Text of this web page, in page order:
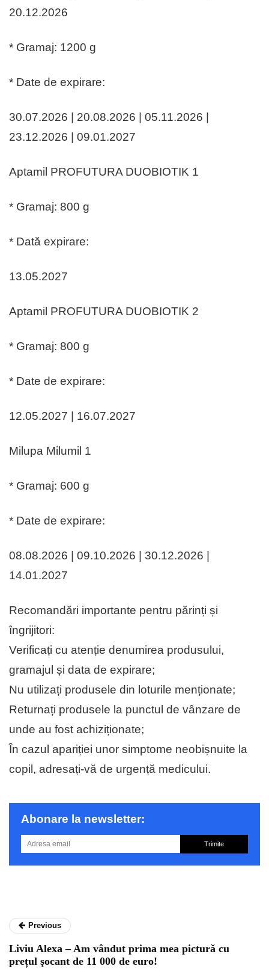
20.12.2026
* Gramaj: 1200 g
* Date de expirare:
30.07.2026 | 20.08.2026 | 05.11.2026 |
23.12.2026 | 09.01.2027
Aptamil PROFUTURA DUOBIOTIK 1
* Gramaj: 800 g
* Dată expirare:
13.05.2027
Aptamil PROFUTURA DUOBIOTIK 2
* Gramaj: 800 g
* Date de expirare:
12.05.2027 | 16.07.2027
Milupa Milumil 1
* Gramaj: 600 g
* Date de expirare:
08.08.2026 | 09.10.2026 | 30.12.2026 |
14.01.2027
Recomandări importante pentru părinți și
îngrijitori:
Verificați cu atenție denumirea produsului,
gramajul și data de expirare;
Nu utilizați produsele din loturile menționate;
Returnați produsele la punctul de vânzare de
unde au fost achiziționate;
În cazul apariției unor simptome neobișnuite la
copil, adresați-vă de urgență medicului.
Abonare la newsletter:
Trimite
Previous
Liviu Alexa – Am vândut prima mea picturǎ cu
prețul şocant de 11 000 de euro!